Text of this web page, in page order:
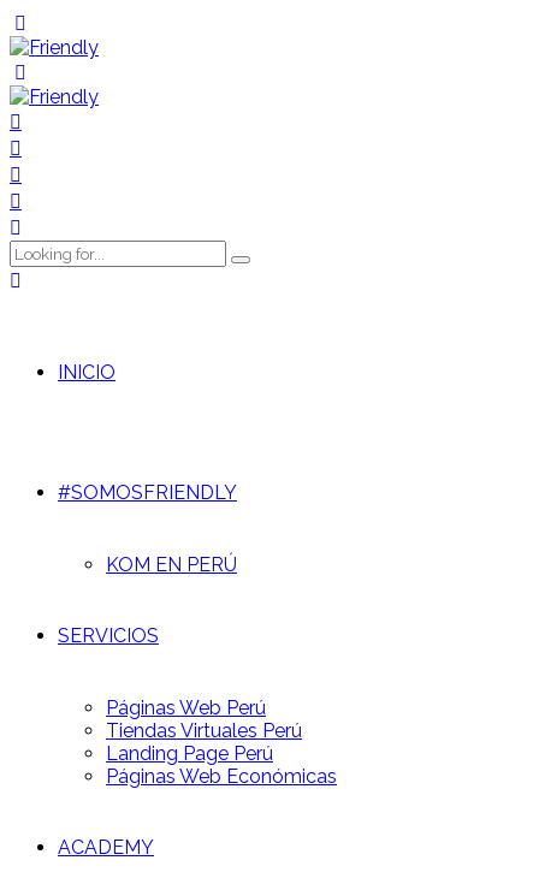
INICIO
#SOMOSFRIENDLY
KOM EN PERÚ
SERVICIOS
Páginas Web Perú
Tiendas Virtuales Perú
Landing Page Perú
Páginas Web Económicas
ACADEMY